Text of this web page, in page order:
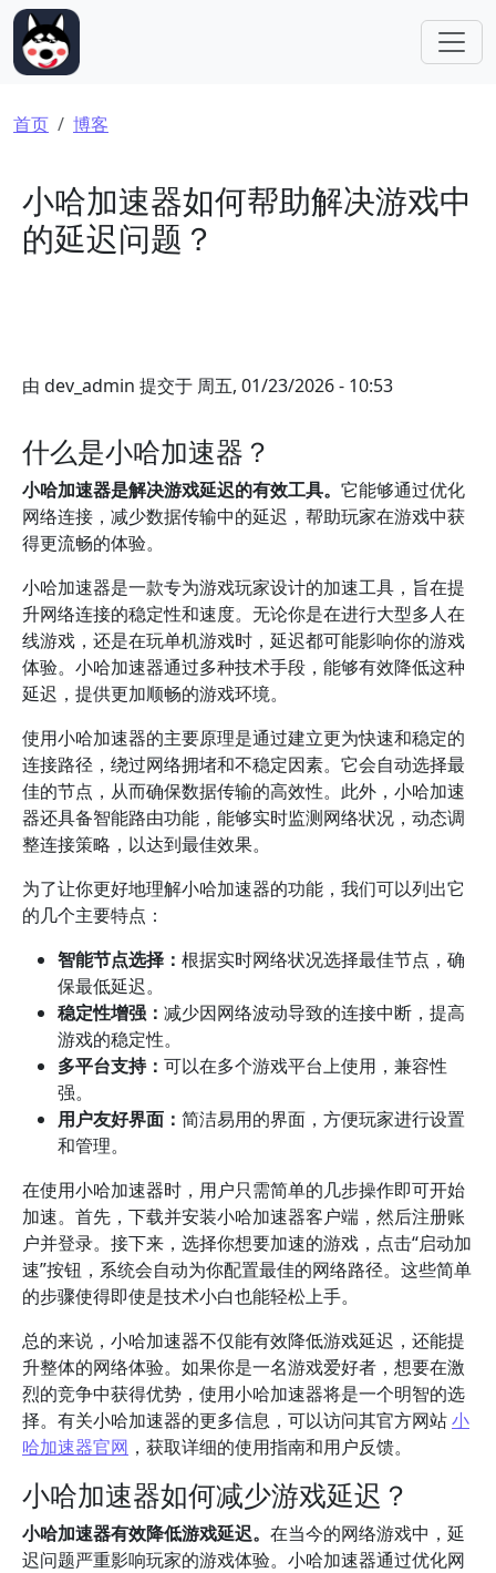
跳转到主要内容
面包屑
首页 博客
小哈加速器如何帮助解决游戏中
的延迟问题？
由 dev_admin 提交于 周五, 01/23/2026 - 10:53
什么是小哈加速器？
小哈加速器是解决游戏延迟的有效工具。 它能够通过优化
网络连接，减少数据传输中的延迟，帮助玩家在游戏中获
得更流畅的体验。
小哈加速器是一款专为游戏玩家设计的加速工具，旨在提
升网络连接的稳定性和速度。无论你是在进行大型多人在
线游戏，还是在玩单机游戏时，延迟都可能影响你的游戏
体验。小哈加速器通过多种技术手段，能够有效降低这种
延迟，提供更加顺畅的游戏环境。
使用小哈加速器的主要原理是通过建立更为快速和稳定的
连接路径，绕过网络拥堵和不稳定因素。它会自动选择最
佳的节点，从而确保数据传输的高效性。此外，小哈加速
器还具备智能路由功能，能够实时监测网络状况，动态调
整连接策略，以达到最佳效果。
为了让你更好地理解小哈加速器的功能，我们可以列出它
的几个主要特点：
智能节点选择： 根据实时网络状况选择最佳节点，确
保最低延迟。
稳定性增强： 减少因网络波动导致的连接中断，提高
游戏的稳定性。
多平台支持： 可以在多个游戏平台上使用，兼容性
强。
用户友好界面： 简洁易用的界面，方便玩家进行设置
和管理。
在使用小哈加速器时，用户只需简单的几步操作即可开始
加速。首先，下载并安装小哈加速器客户端，然后注册账
户并登录。接下来，选择你想要加速的游戏，点击“启动加
速”按钮，系统会自动为你配置最佳的网络路径。这些简单
的步骤使得即使是技术小白也能轻松上手。
总的来说，小哈加速器不仅能有效降低游戏延迟，还能提
升整体的网络体验。如果你是一名游戏爱好者，想要在激
烈的竞争中获得优势，使用小哈加速器将是一个明智的选
择。有关小哈加速器的更多信息，可以访问其官方网站小
哈加速器官网 ，获取详细的使用指南和用户反馈。
小哈加速器如何减少游戏延迟？
小哈加速器有效降低游戏延迟。 在当今的网络游戏中，延
迟问题严重影响玩家的游戏体验。小哈加速器通过优化网